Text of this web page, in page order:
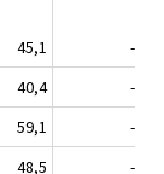
45,1
-9,2
40,4
-8,9
59,1
-6,9
48,5 -6,2